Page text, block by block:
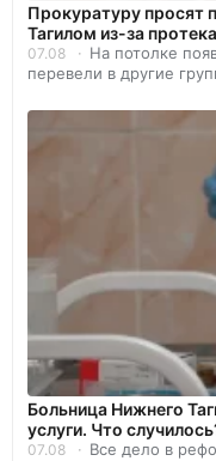
Прокуратуру просят
Тагилом из-за
07.08
На потолке
перевели в другие
Больница Нижнего
услуги. Что
07.08 Все дело в